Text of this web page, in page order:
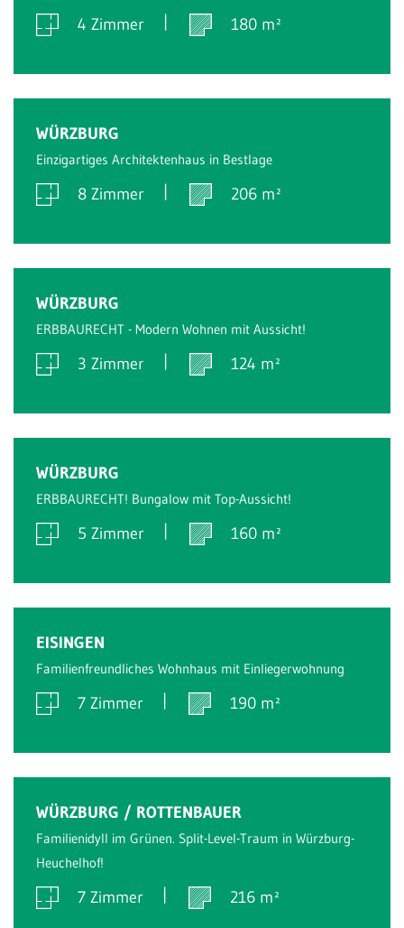
4 Zimmer 180 m²
WÜRZBURG
Einzigartiges Architektenhaus in Bestlage
8 Zimmer 206 m²
WÜRZBURG
ERBBAURECHT - Modern Wohnen mit Aussicht!
3 Zimmer 124 m²
WÜRZBURG
ERBBAURECHT! Bungalow mit Top-Aussicht!
5 Zimmer 160 m²
EISINGEN
Familienfreundliches Wohnhaus mit Einliegerwohnung
7 Zimmer 190 m²
WÜRZBURG / ROTTENBAUER
Familienidyll im Grünen. Split-Level-Traum in Würzburg-
Heuchelhof!
7 Zimmer 216 m²